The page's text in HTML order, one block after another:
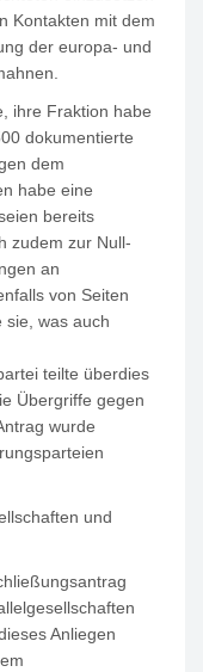
Kontakten mit dem
der europa- und
ihre Fraktion habe
dokumentierte
dem
habe eine
bereits
zudem zur Null-
an
von Seiten
sie, was auch
teilte überdies
Übergriffe gegen
wurde
und
Anliegen